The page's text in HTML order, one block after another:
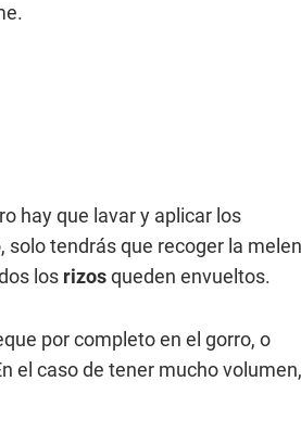
hay que lavar y aplicar los
tendrás que recoger la
los rizosqueden envueltos.
por completo en el gorro, o
el caso de tener mucho volumen,